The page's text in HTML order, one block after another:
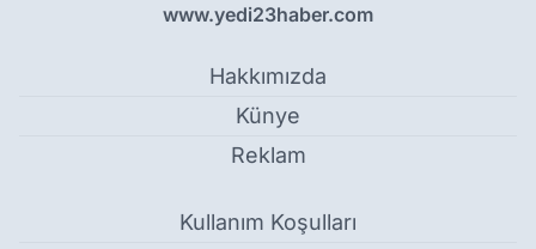
www.yedi23haber.com
Hakkımızda
Künye
Reklam
Kullanım Koşulları